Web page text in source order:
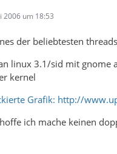
2006 um 18:53
der beliebtesten
linux 3.1/sid mit gnome
kernel
Grafik: http://
ich mache keinen